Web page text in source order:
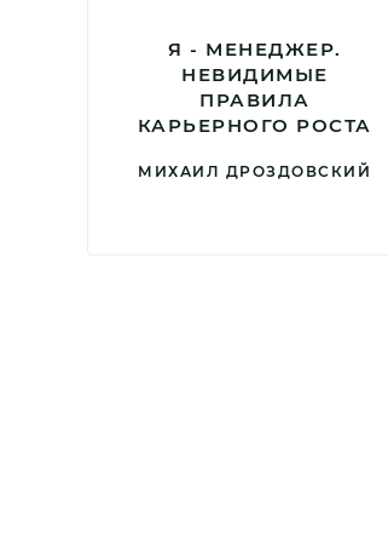
Я - МЕНЕДЖЕР.
НЕВИДИМЫЕ
ПРАВИЛА
КАРЬЕРНОГО РОСТА
МИХАИЛ ДРОЗДОВСКИЙ